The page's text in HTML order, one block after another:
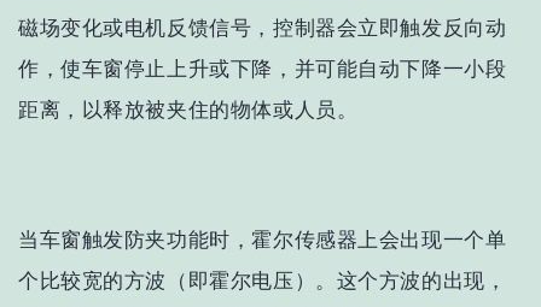
磁场变化或电机反馈信号，控制器会立即触发反向动
作，使车窗停止上升或下降，并可能自动下降一小段
距离，以释放被夹住的物体或人员。
当车窗触发防夹功能时，霍尔传感器上会出现一个单
个比较宽的方波（即霍尔电压）。这个方波的出现，